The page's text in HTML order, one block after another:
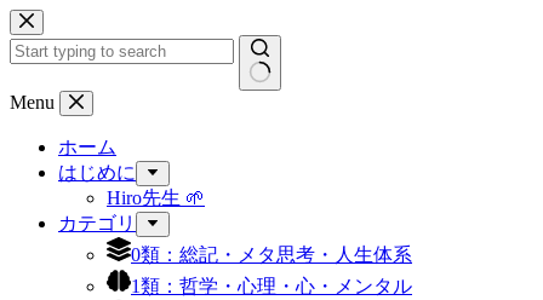
コ
ン
テ
ン
結
Menu
ホーム
はじめに
Hiro先生 🌱
カテゴリ
0類：総記・メタ思考・人生体系
1類：哲学・心理・心・メンタル